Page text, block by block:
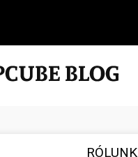
RÓLUNK